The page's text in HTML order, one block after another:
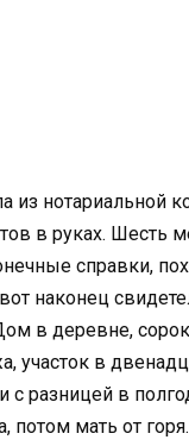
из нотариальной
в руках. Шесть
справки,
наконец
в деревне,
участок в
с разницей в
потом мать от